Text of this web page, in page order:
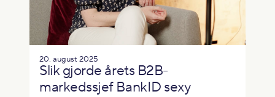
20. august 2025
Slik gjorde årets B2B-
markedssjef BankID sexy